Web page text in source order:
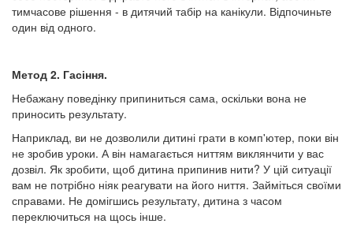
тимчасове рішення - в дитячий табір на канікули. Відпочиньте
один від одного.
Метод 2. Гасіння.
Небажану поведінку припиниться сама, оскільки вона не
приносить результату.
Наприклад, ви не дозволили дитині грати в комп'ютер, поки він
не зробив уроки. А він намагається ниттям виклянчити у вас
дозвіл. Як зробити, щоб дитина припинив нити? У цій ситуації
вам не потрібно ніяк реагувати на його ниття. Займіться своїми
справами. Не домігшись результату, дитина з часом
переключиться на щось інше.